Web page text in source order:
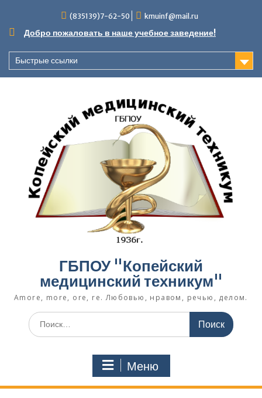
содержимому
(835139)7-62-50 kmuinf@mail.ru
Добро пожаловать в наше учебное заведение!
Быстрые ссылки
ГБПОУ "Копейский
медицинский техникум"
Amore, more, ore, re. Любовью, нравом, речью, делом.
Поиск
по:
Меню